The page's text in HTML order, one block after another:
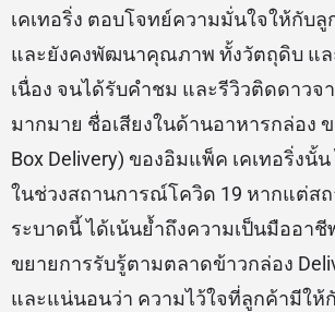
เคเทอริ่ง ตอบโจทย์ความมั่นใจให้กับลู
และยังคงพัฒนาคุณภาพ ทั้งวัตถุดิบ แล
เนื่อง จนได้รับคำชม และรีวิวติดดาวจ
มากมาย ชื่อเสียงในด้านอาหารกล่อง ข
Box Delivery) ของอิมแพ็ค เคเทอริ่งนั้
ในช่วงสถานการณ์โควิด 19 หากแต่ส
ระบาดนี้ ได้เน้นย้ำถึงความเป็นมืออาชี
ขยายการรับรู้ตามตลาดข้าวกล่อง
และแน่นอนว่า ความไว้ใจที่ลูกค้ามีใ